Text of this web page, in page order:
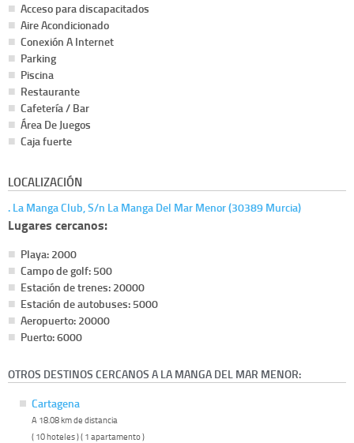
Acceso para discapacitados
Aire Acondicionado
Conexión A Internet
Parking
Piscina
Restaurante
Cafetería / Bar
Área De Juegos
Caja fuerte
LOCALIZACIÓN
. La Manga Club, S/n La Manga Del Mar Menor (30389 Murcia)
Lugares cercanos:
Playa: 2000
Campo de golf: 500
Estación de trenes: 20000
Estación de autobuses: 5000
Aeropuerto: 20000
Puerto: 6000
OTROS DESTINOS CERCANOS A LA MANGA DEL MAR MENOR:
Cartagena
A 18.08 km de distancia
( 10 hoteles ) ( 1 apartamento )